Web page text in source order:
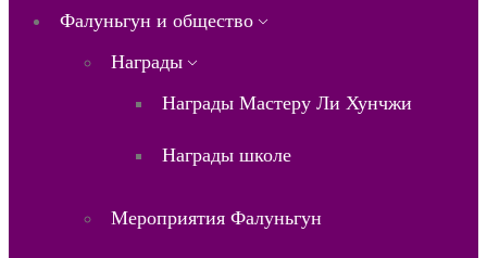
Фалуньгун и общество
Награды
Награды Мастеру Ли Хунчжи
Награды школе
Мероприятия Фалуньгун